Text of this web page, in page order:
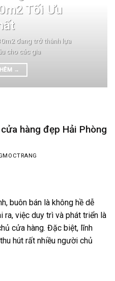
Tối Ưu
đang trở thành lựa
cho các gia
→
hàng đẹp Hải Phòng
buôn bán là không hề dễ
ra, việc duy trì và phát triển là
cửa hàng. Đặc biệt, lĩnh
hút rất nhiều người chủ